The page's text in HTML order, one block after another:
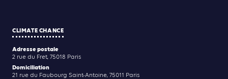
CLIMATE CHANCE
Adresse postale
2 rue du Fret, 75018 Paris
Domiciliation
21 rue du Faubourg Saint-Antoine, 75011 Paris